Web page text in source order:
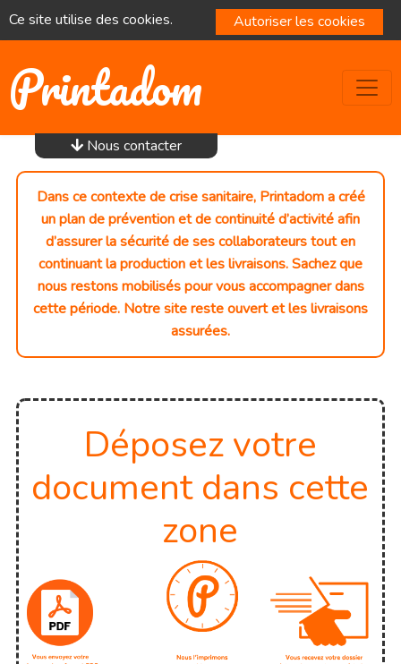
Ce site utilise des cookies. Autoriser les cookies
Printadom
Nous contacter
Dans ce contexte de crise sanitaire, Printadom a créé
un plan de prévention et de continuité d’activité afin
d’assurer la sécurité de ses collaborateurs tout en
continuant la production et les livraisons. Sachez que
nous restons mobilisés pour vous accompagner dans
cette période. Notre site reste ouvert et les livraisons
assurées.
Déposez votre
document dans cette
zone